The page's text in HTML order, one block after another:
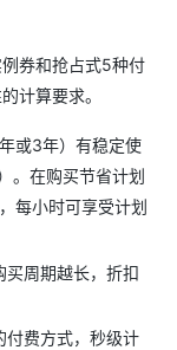
券和抢占式5种付
计算要求。
或3年）有稳定使
。在购买节省计划
每小时可享受计划
买周期越长，折扣
付费方式，秒级计